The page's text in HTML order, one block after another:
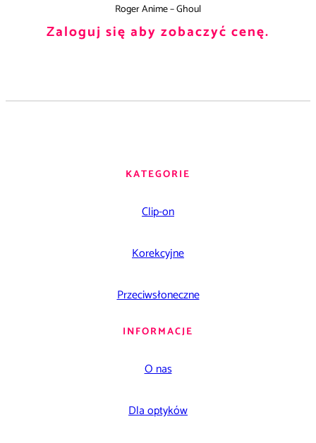
Roger Anime – Ghoul
Zaloguj się aby zobaczyć cenę.
KATEGORIE
Clip-on
Korekcyjne
Przeciwsłoneczne
INFORMACJE
O nas
Dla optyków